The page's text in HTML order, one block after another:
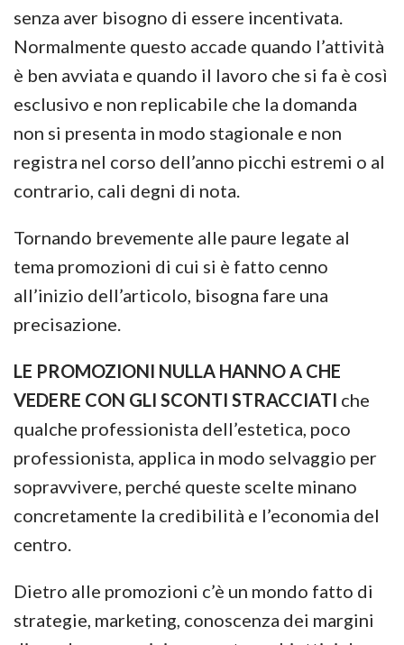
senza aver bisogno di essere incentivata.
Normalmente questo accade quando l’attività
è ben avviata e quando il lavoro che si fa è così
esclusivo e non replicabile che la domanda
non si presenta in modo stagionale e non
registra nel corso dell’anno picchi estremi o al
contrario, cali degni di nota.
Tornando brevemente alle paure legate al
tema promozioni di cui si è fatto cenno
all’inizio dell’articolo, bisogna fare una
precisazione.
LE PROMOZIONI NULLA HANNO A CHE
VEDERE CON GLI SCONTI STRACCIATI che
qualche professionista dell’estetica, poco
professionista, applica in modo selvaggio per
sopravvivere, perché queste scelte minano
concretamente la credibilità e l’economia del
centro.
Dietro alle promozioni c’è un mondo fatto di
strategie, marketing, conoscenza dei margini